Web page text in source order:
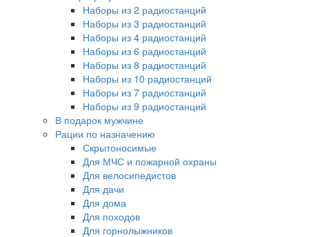
Наборы из 2 радиостанций
Наборы из 3 радиостанций
Наборы из 4 радиостанций
Наборы из 6 радиостанций
Наборы из 8 радиостанций
Наборы из 10 радиостанций
Наборы из 7 радиостанций
Наборы из 9 радиостанций
В подарок мужчине
Рации по назначению
Скрытоносимые
Для МЧС и пожарной охраны
Для велосипедистов
Для дачи
Для дома
Для походов
Для горнолыжников